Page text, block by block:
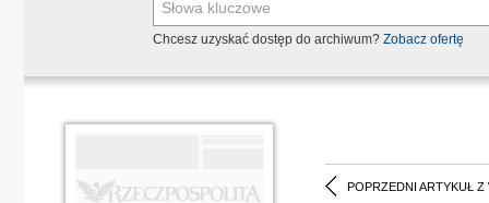
Chcesz uzyskać dostęp do archiwum? Zobacz ofertę
POPRZEDNI ARTYKUŁ Z